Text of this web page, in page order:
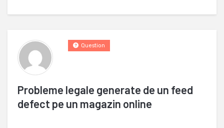
Probleme legale generate de un feed
defect pe un magazin online
Question